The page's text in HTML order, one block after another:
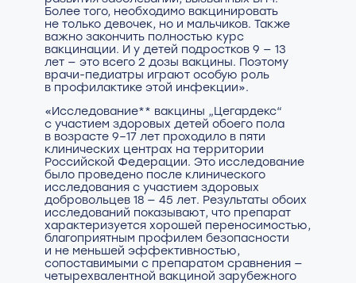
Более того, необходимо вакцинировать
не только девочек, но и мальчиков. Также
важно закончить полностью курс
вакцинации. И у детей подростков 9 — 13
лет — это всего 2 дозы вакцины. Поэтому
врачи-педиатры играют особую роль
в профилактике этой инфекции».
«Исследование** вакцины „Цегардекс“
с участием здоровых детей обоего пола
в возрасте 9–17 лет проходило в пяти
клинических центрах на территории
Российской Федерации. Это исследование
было проведено после клинического
исследования с участием здоровых
добровольцев 18 — 45 лет. Результаты обоих
исследований показывают, что препарат
характеризуется хорошей переносимостью,
благоприятным профилем безопасности
и не меньшей эффективностью,
сопоставимыми с препаратом сравнения —
четырехвалентной вакциной зарубежного